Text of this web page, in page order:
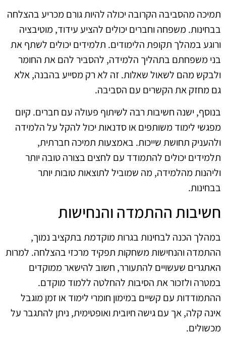
תמיכה מהסביבה הקרובה יכולה להיות גורם מכריע בהצלחה
בבחינות. משפחה וחברים יכולים להציע עידוד, מוטיבציה
ורוגע במהלך תקופת הלימודים. תלמידים יכולים לשתף את
בני משפחתם בתהליך הלמידה, להסביר להם את החומר
ולבקש מהם לשאול שאלות. זה לא רק מסייע בהבנה, אלא
גם מחזק את הקשרים עם הסביבה.
בנוסף, ישנה חשיבות רבה לשיתוף פעולה עם חברים. קיום
מפגשי לימוד משותפים או סדנאות יכול להקל על הלמידה
ולהעניק תחושת שייכות. באמצעות תמיכה חברתית,
תלמידים יכולים להתמודד עם לחצים בצורה טובה יותר
וליהנות מהלמידה, מה שמוביל לתוצאות טובות יותר
בבחינות.
חשיבות ההתמדה והנחישות
במהלך הכנה לבחינות בגרות מוקדמת בתקציב נמוך,
ההתמדה והנחישות משחקות תפקיד מרכזי בהצלחה. למרות
האתגרים שעשויים להתעורר, חשוב להישאר ממוקדים
במטרה ולזכור את הסיבות להחלטה ללמוד מוקדם.
ההתמודדות עם קשיים במימון חומרי לימוד או זמן מוגבל
אינה קלה, אך עם גישה חיובית ואופטימית, ניתן להתגבר על
מכשולים.